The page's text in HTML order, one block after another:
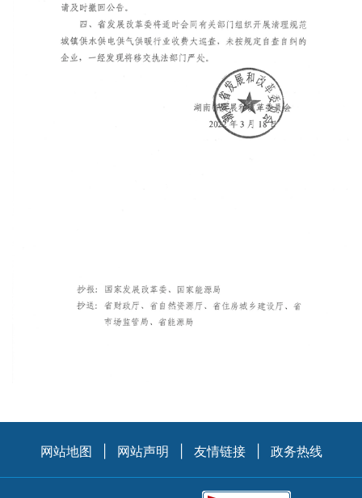
网站地图 网站声明 友情链接 政务热线